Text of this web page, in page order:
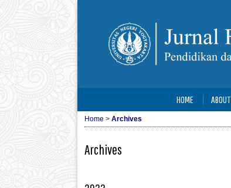
HOME ABOUT
Home > Archives
Archives